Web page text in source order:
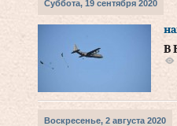
Суббота, 19 сентября 2020
В
Воскресенье, 2 августа 2020